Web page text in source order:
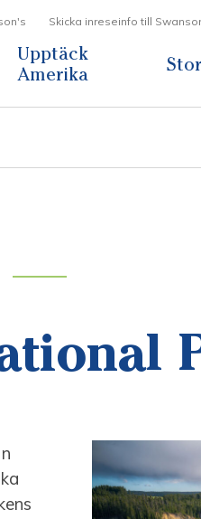
Skicka inreseinfo till
Upptäck
Amerika